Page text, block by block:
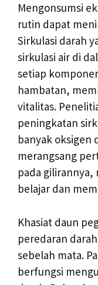
Mengonsumsi
rutin dapat
Sirkulasi darah
sirkulasi air di
setiap
hambatan,
vitalitas.
peningkatan
banyak oksigen
merangsang
pada
belajar dan
Khasiat daun
peredaran
sebelah mata.
berfungsi